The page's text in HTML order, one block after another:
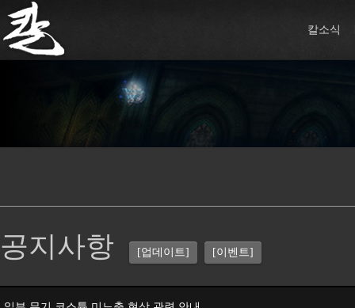
칼소식
공지사항 [업데이트] [이벤트]